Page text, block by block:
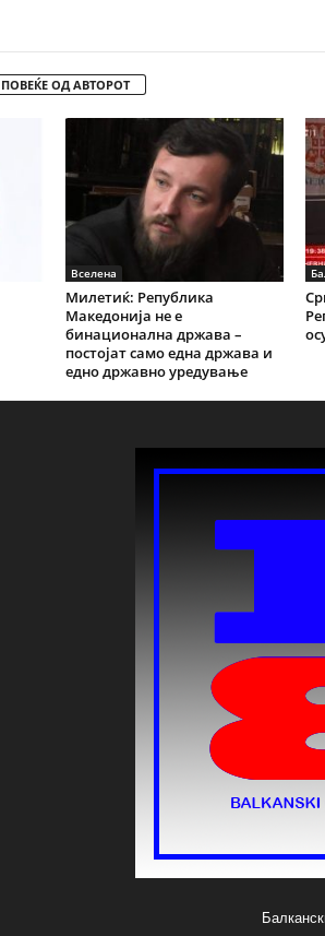
ПОВЕЌЕ ОД АВТОРОТ
Вселена
Милетиќ: Република
Македонија не е
бинационална држава –
постојат само една држава и
едно државно уредување